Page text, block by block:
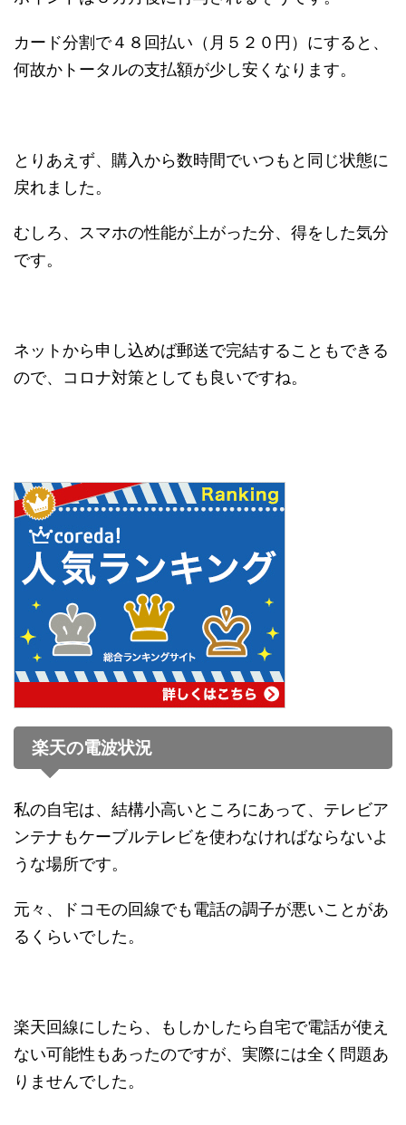
カード分割で４８回払い（月５２０円）にすると、
何故かトータルの支払額が少し安くなります。
とりあえず、購入から数時間でいつもと同じ状態に
戻れました。
むしろ、スマホの性能が上がった分、得をした気分
です。
ネットから申し込めば郵送で完結することもできる
ので、コロナ対策としても良いですね。
楽天の電波状況
私の自宅は、結構小高いところにあって、テレビア
ンテナもケーブルテレビを使わなければならないよ
うな場所です。
元々、ドコモの回線でも電話の調子が悪いことがあ
るくらいでした。
楽天回線にしたら、もしかしたら自宅で電話が使え
ない可能性もあったのですが、実際には全く問題あ
りませんでした。